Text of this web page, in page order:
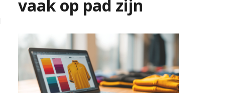
vaak op pad zijn